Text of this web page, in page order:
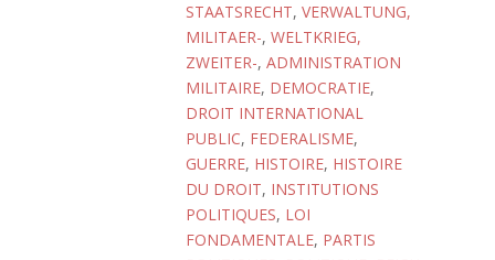
STAATSRECHT, VERWALTUNG,
MILITAER-, WELTKRIEG,
ZWEITER-, ADMINISTRATION
MILITAIRE, DEMOCRATIE,
DROIT INTERNATIONAL
PUBLIC, FEDERALISME,
GUERRE, HISTOIRE, HISTOIRE
DU DROIT, INSTITUTIONS
POLITIQUES, LOI
FONDAMENTALE, PARTIS